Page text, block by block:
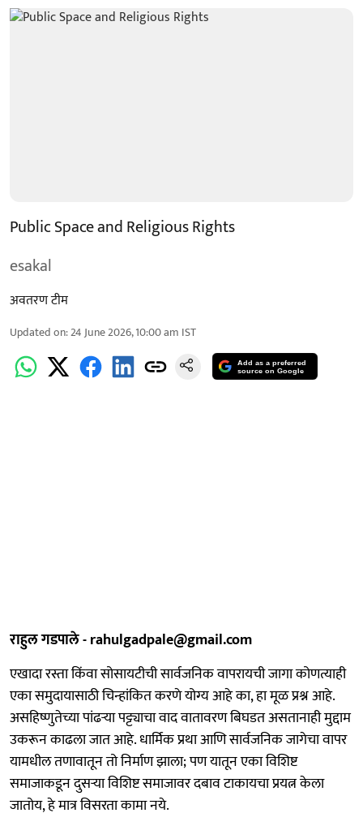
Public Space and Religious Rights
esakal
अवतरण टीम
Updated on:24 June 2026, 10:00 am IST
Add as a preferred
source on Google
राहुल गडपाले - rahulgadpale@gmail.com
एखादा रस्ता किंवा सोसायटीची सार्वजनिक वापरायची जागा कोणत्याही
एका समुदायासाठी चिन्हांकित करणे योग्य आहे का, हा मूळ प्रश्न आहे.
असहिष्णुतेच्या पांढऱ्या पट्ट्याचा वाद वातावरण बिघडत असतानाही मुद्दाम
उकरून काढला जात आहे. धार्मिक प्रथा आणि सार्वजनिक जागेचा वापर
यामधील तणावातून तो निर्माण झाला; पण यातून एका विशिष्ट
समाजाकडून दुसऱ्या विशिष्ट समाजावर दबाव टाकायचा प्रयत्न केला
जातोय, हे मात्र विसरता कामा नये.